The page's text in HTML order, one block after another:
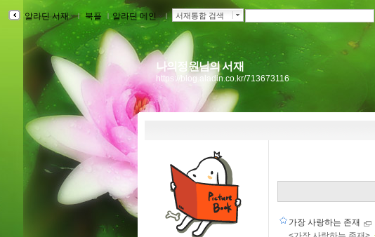
알라딘 서재 ｌ 북플 ｌ알라딘 메인 ｌ 서재통합 검색
나의정원님의 서재
https://blog.aladin.co.kr/713673116
가장 사랑하는 존재